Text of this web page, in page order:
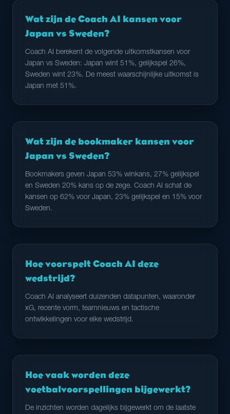
Wat zijn de Coach AI kansen voor
Japan vs Sweden?
Coach AI berekent de volgende uitkomstkansen voor
Japan vs Sweden: Japan wint 51%, gelijkspel 26%,
Sweden wint 23%. De meest waarschijnlijke uitkomst is
Japan met 51%.
Wat zijn de bookmaker kansen voor
Japan vs Sweden?
Bookmakers geven Japan 53% winkans, 27% gelijkspel
en Sweden 20% kans op de zege. Coach AI schat de
kansen op 62% voor Japan, 23% gelijkspel en 15% voor
Sweden.
Hoe voorspelt Coach AI deze
wedstrijd?
Coach AI analyseert duizenden datapunten, waaronder
xG, recente vorm, teamnieuws en tactische
ontwikkelingen voor elke wedstrijd.
Hoe vaak worden deze
voetbalvoorspellingen bijgewerkt?
De inzichten worden dagelijks bijgewerkt om de laatste